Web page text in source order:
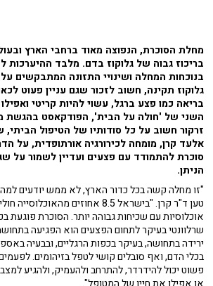
מחלת הסוכרת, הנפוצה מאוד ברחבי הארץ
בריכוז גבוה של גלוקוז בדם. מלבד ההיערכות
בנוכחות המחלה ושינויי התזונה המתבקשים
גלוקוז תקינה, חשוב לזכור שגם עניין פעוט
בריאה כמו פצע ברגל, עשוי להיות קריטי
השני של 'חולה על הבית', הפודקאסט בהגשת
זרקור חשוב על כל סודותיו של הטיפול
אלעד קרן, מומחה לכירורגיה אורתופדית, על
סוכרת להתמודד עם פצעים ועדיין לשמור על
הניתן.
"זו מחלה קשה בכל כדור הארץ, לא ממש יודעים
טען ד"ר קרן. "בישראל 8.5 אחוזים
אוכלוסיות עם שכיחות גבוהה יותר. הסוכרת פוגעת
שרלוונטי בעיקר לתחום הפצעים הוא הפגיעה
ירידה בתחושה, בעיקר בכפות הרגליים, ובבעיה
בכלי הדם, ואף סובלים קושי לטפל בזיהומים.
פשוט יכול להידרדר, להתרחב ולהעמיק, ולהגיע